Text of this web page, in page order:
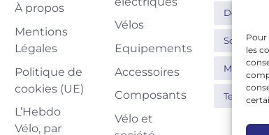
Pour
les
À propos
Mentions
Légales
Politique de
cookies (UE)
L’Hebdo
Vélo, par
Vélos
Equipements
Accessoires
Composants
Vélo et
Decathlon
Tern